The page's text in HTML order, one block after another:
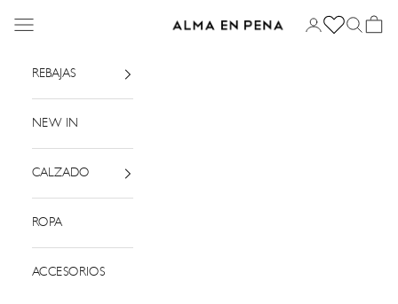
Alma en Pena
Menú Iniciar sesión
Buscar
Cesta
REBAJAS
NEW IN
CALZADO
ROPA
ACCESORIOS